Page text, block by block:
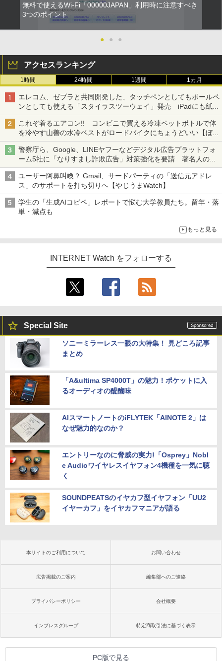
無料で使えるWi-Fi「00000JAPAN」利用時に注意すべき
3つのポイント
● ● ●
アクセスランキング
1時間 24時間 1週間 1カ月
エレコム、ゼブラと共同開発した、タッチペンとしてもボールペ
ンとしても使える「スタイラスツーウェイ」発売 iPadにも紙に
も、持ち替えずに書き込める
これぞ着るエアコン!! コンビニで買える冷凍ペットボトルで体
を冷やす山善の水冷ベストがロードバイクにちょうどいい【ぼっ
ち・ざ・ろーど！その14】【空いた時間でなにしてる？】
警察庁ら、Google、LINEヤフーなどデジタル広告プラットフォ
ーム5社に「なりすまし詐欺広告」対策強化を要請 著名人の写
真や映像を使った投資詐欺などへの対策として
ユーザー阿鼻叫喚？ Gmail、サードパーティの「送信元アドレ
ス」のサポートを打ち切りへ【やじうまWatch】
学生の「生成AIコピペ」レポートで悩む大学教員たち。留年・落
単・減点も
もっと見る
INTERNET Watch をフォローする
Special Site
ソニーミラーレス一眼の大特集！ 見どころ記事
まとめ
「A&ultima SP4000T」の魅力！ポケットに入
るオーディオの醍醐味
AIスマートノートのiFLYTEK「AINOTE 2」は
なぜ魅力的なのか？
エントリーなのに脅威の実力!「Osprey」Nobl
e Audioワイヤレスイヤフォン4機種を一気に聴
く
SOUNDPEATSのイヤカフ型イヤフォン「UU2
イヤーカフ」をイヤカフマニアが語る
本サイトのご利用について お問い合わせ
広告掲載のご案内 編集部へのご連絡
プライバシーポリシー 会社概要
インプレスグループ 特定商取引法に基づく表示
PC版で見る